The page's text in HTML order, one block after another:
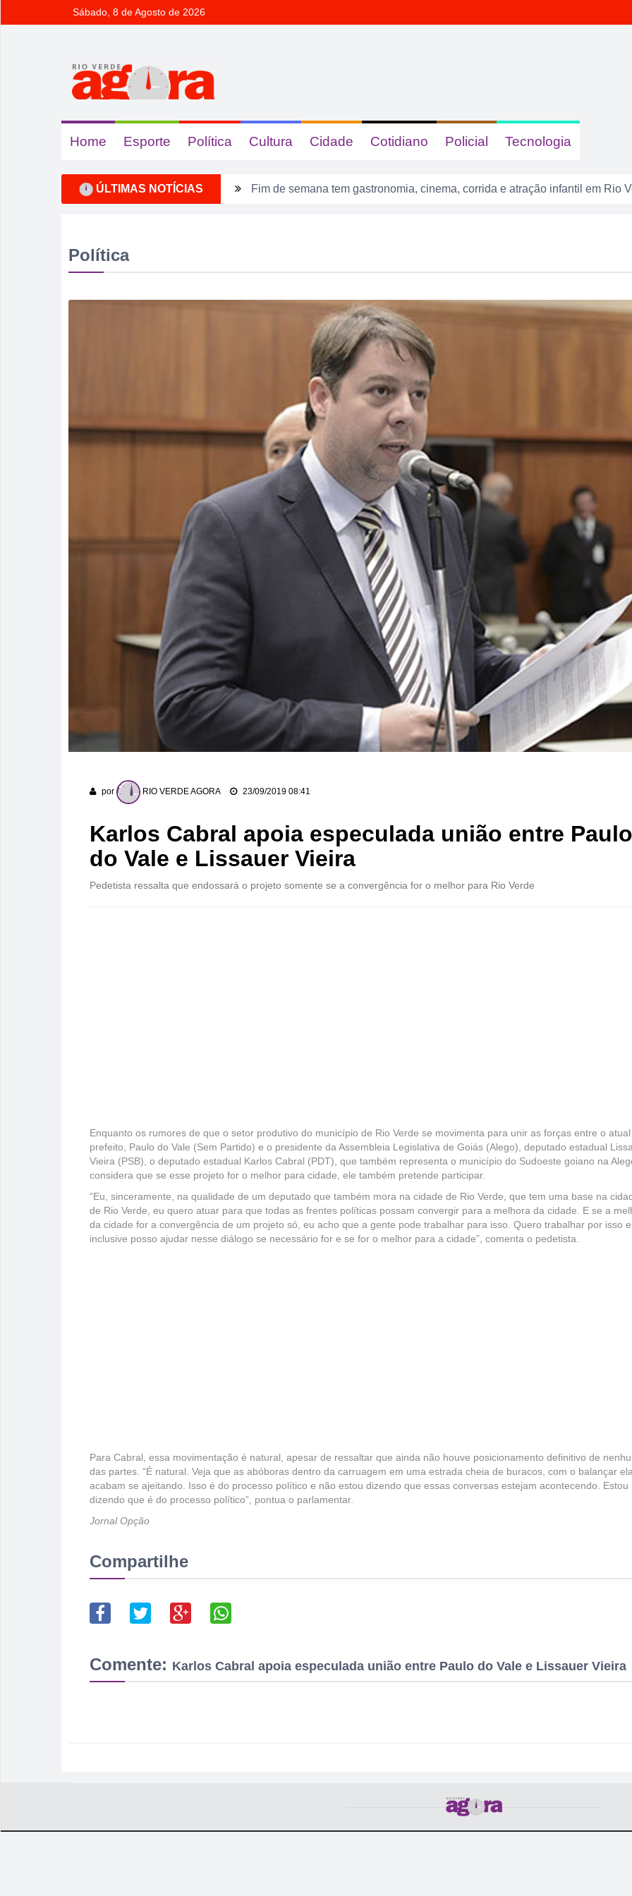
Sábado, 8 de Agosto de 2026
Home Esporte Política Cultura Cidade Cotidiano Policial Tecnologia
ÚLTIMAS NOTÍCIAS Fim de semana tem gastronomia, cinema, corrida e atração infantil em Rio
Rio Verde avança nos anos iniciais, mas Ensino Médio acende alerta no
Rio Verde recebe a 2ª etapa do Autocross Brasil e define os campeões do
Buriti Shopping recebe campanha gratuita de vacinação em Rio Verde
Quem são os candidatos de Rio Verde a deputado estadual em 2026
Ventos fortes e queimadas colocam Rio Verde em alerta neste fim de
Tentou dar “calote” na tela do celular, fugiu da PM e acabou cercado por
Política
por RIO VERDE AGORA 23/09/2019 08:41
Karlos Cabral apoia especulada união entre Paulo
do Vale e Lissauer Vieira
Pedetista ressalta que endossará o projeto somente se a convergência for o melhor para Rio Verde
Enquanto os rumores de que o setor produtivo do município de Rio Verde se movimenta para unir as forças entre o atual
prefeito, Paulo do Vale (Sem Partido) e o presidente da Assembleia Legislativa de Goiás (Alego), deputado estadual
Vieira (PSB), o deputado estadual Karlos Cabral (PDT), que também representa o município do Sudoeste goiano na
considera que se esse projeto for o melhor para cidade, ele também pretende participar.
“Eu, sinceramente, na qualidade de um deputado que também mora na cidade de Rio Verde, que tem uma base na
de Rio Verde, eu quero atuar para que todas as frentes políticas possam convergir para a melhora da cidade. E se a
da cidade for a convergência de um projeto só, eu acho que a gente pode trabalhar para isso. Quero trabalhar por isso e
inclusive posso ajudar nesse diálogo se necessário for e se for o melhor para a cidade”, comenta o pedetista.
Para Cabral, essa movimentação é natural, apesar de ressaltar que ainda não houve posicionamento definitivo de
das partes. “É natural. Veja que as abóboras dentro da carruagem em uma estrada cheia de buracos, com o balançar
acabam se ajeitando. Isso é do processo político e não estou dizendo que essas conversas estejam acontecendo. Estou
dizendo que é do processo político”, pontua o parlamentar.
Jornal Opção
Compartilhe
Comente: Karlos Cabral apoia especulada união entre Paulo do Vale e Lissauer Vieira